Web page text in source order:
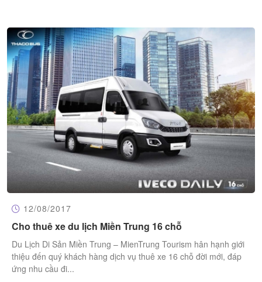
12/08/2017
Cho thuê xe du lịch Miền Trung 16 chỗ
Du Lịch Di Sản Miền Trung – MienTrung Tourism hân hạnh giới
thiệu đến quý khách hàng dịch vụ thuê xe 16 chỗ đời mới, đáp
ứng nhu cầu đi...